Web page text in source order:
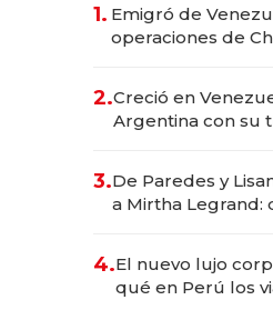
1. Emigró de
operaciones de
2.Creció en
Argentina con su
las marcas "fast
3.De Paredes y
a Mirtha Legrand:
4.El nuevo lujo
qué en Perú los